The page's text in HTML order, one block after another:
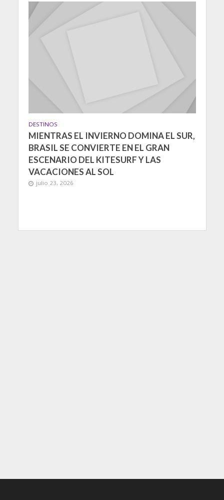
DESTINOS
MIENTRAS EL INVIERNO DOMINA EL SUR,
BRASIL SE CONVIERTE EN EL GRAN
ESCENARIO DEL KITESURF Y LAS
VACACIONES AL SOL
julio 23, 2026